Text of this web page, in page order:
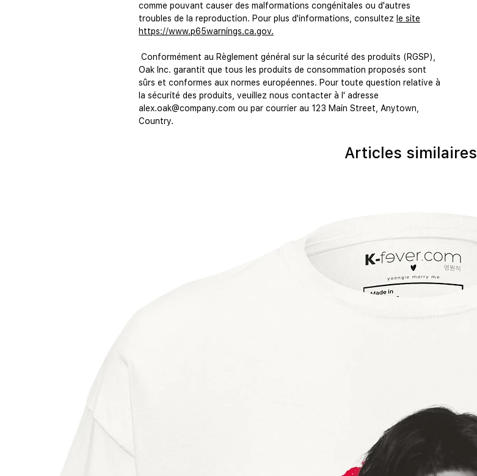
comme pouvant causer des malformations congénitales ou d'autres
troubles de la reproduction. Pour plus d'informations, consultez le site
https://www.p65warnings.ca.gov.
Oak Inc. garantit que tous les produits de consommation proposés sont
sûrs et conformes aux normes européennes. Pour toute question relative à
la sécurité des produits, veuillez nous contacter à l' adresse
alex.oak@company.com ou par courrier au 123 Main Street, Anytown,
Country.
Articles similaires